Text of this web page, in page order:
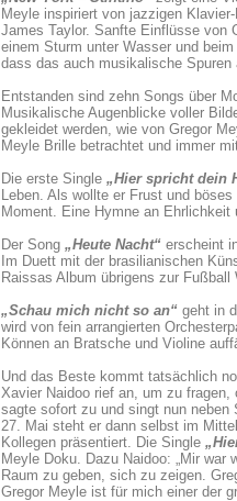
Meyle inspiriert von jazzigen
James Taylor. Sanfte Einflüsse von
einem Sturm unter Wasser und
dass das auch musikalische Spuren
Entstanden sind zehn Songs über
Musikalische Augenblicke voller
gekleidet werden, wie von Gregor
Meyle Brille betrachtet und immer
Die erste Single „Hier spricht dein
Leben. Als wollte er Frust und
Moment. Eine Hymne an Ehrlichkeit
Der Song „Heute Nacht“ erscheint
Im Duett mit der brasilianischen
Raissas Album übrigens zur
„Schau mich nicht so an“ geht in
wird von fein arrangierten
Können an Bratsche und Violine
Und das Beste kommt tatsächlich
Xavier Naidoo rief an, um zu fragen,
sagte sofort zu und singt nun neben
27. Mai steht er dann selbst im
Kollegen präsentiert. Die Single
Meyle Doku. Dazu Naidoo: „Mir
Raum zu geben, sich zu zeigen.
Gregor Meyle ist für mich einer der